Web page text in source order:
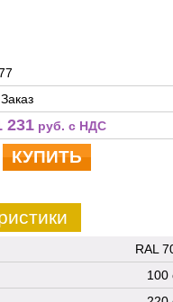
231 руб. c НДС
КУПИТЬ
RAL
100